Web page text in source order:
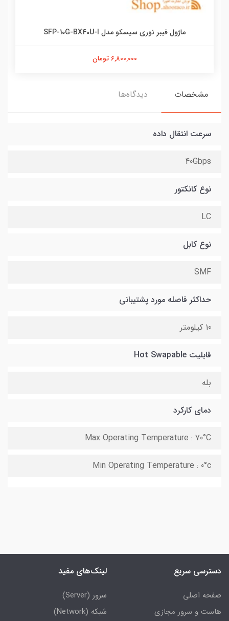
ماژول فیبر نوری سیسکو مدل SFP-10G-BX40U-I
6,800,000 تومان
مشخصات دیدگاه‌ها
سرعت انتقال داده
40Gbps
نوع کانکتور
LC
نوع کابل
SMF
حداکثر فاصله مورد پشتیبانی
10 کیلومتر
قابلیت Hot Swapable
بله
دمای کارکرد
Max Operating Temperature : 70°C
Min Operating Temperature : 0°c
دسترسی سریع
صفحه اصلی
هاست و سرور مجازی
لینک‌های مفید
سرور (Server)
شبکه (Network)